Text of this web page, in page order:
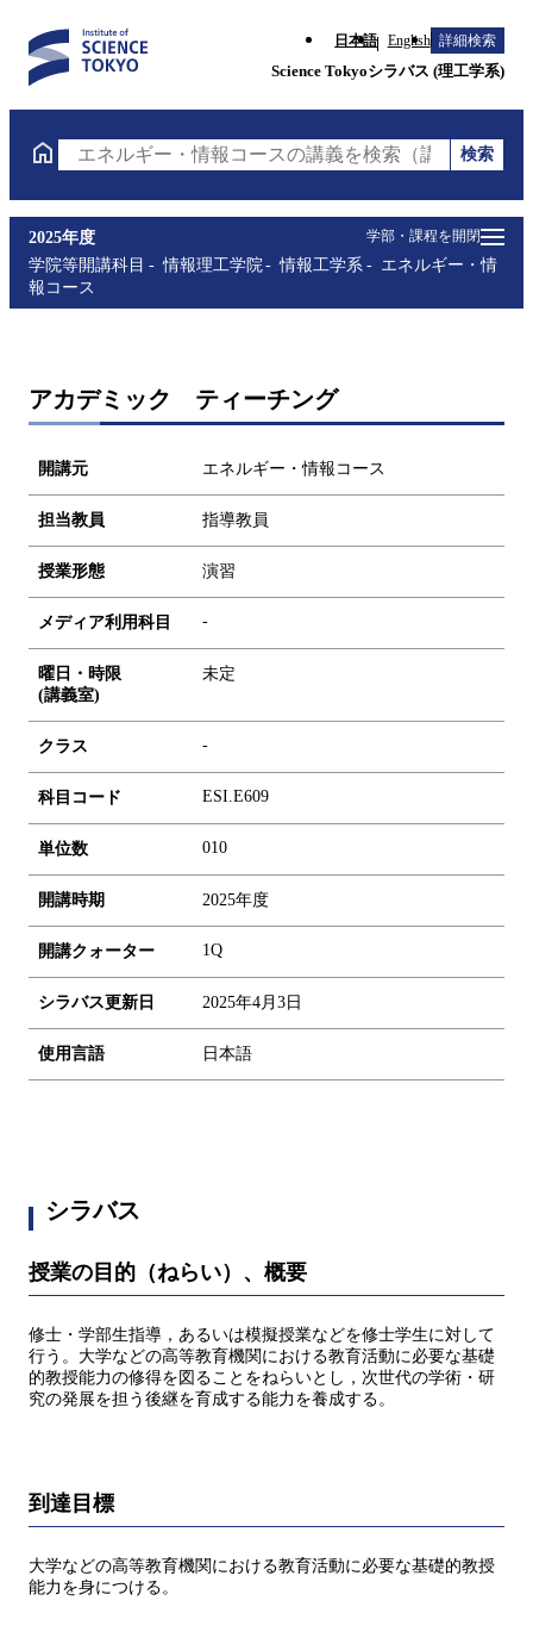
日本語 English 詳細検索
Science Tokyoシラバス (理工学系)
エネルギー・情報コースの講義を検索（講義名・科
検索
学部・課程を開閉
2025年度
学院等開講科目
情報理工学院 情報工学系
エネルギー・情
報コース
アカデミック ティーチング
開講元 エネルギー・情報コース
担当教員 指導教員
授業形態 演習
メディア利用科目 -
曜日・時限
(講義室)
未定
クラス -
科目コード ESI.E609
単位数 010
開講時期 2025年度
開講クォーター 1Q
シラバス更新日 2025年4月3日
使用言語 日本語
シラバス
授業の目的（ねらい）、概要
修士・学部生指導，あるいは模擬授業などを修士学生に対して
行う。大学などの高等教育機関における教育活動に必要な基礎
的教授能力の修得を図ることをねらいとし，次世代の学術・研
究の発展を担う後継を育成する能力を養成する。
到達目標
大学などの高等教育機関における教育活動に必要な基礎的教授
能力を身につける。